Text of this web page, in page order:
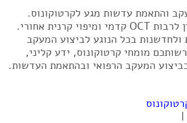
והתאמת עדשות מגע לקרטוקונוס.
המרכז בעל ניסיון של 23 שנים ובעל מכשור מתקדם לבדיקת העין לרבות OCT קדמי ומיפוי קרנית אחורי.
ולחדשנות בכל הנוגע לביצוע המעקב
מומחי קרטוקונוס, ידע קליני,
המעקב הרפואי ובהתאמת העדשות.